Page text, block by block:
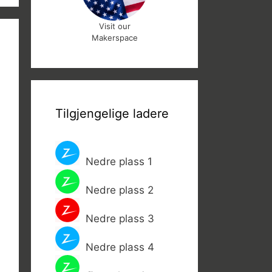
Visit our
Makerspace
Tilgjengelige ladere
Nedre plass 1
Nedre plass 2
Nedre plass 3
Nedre plass 4